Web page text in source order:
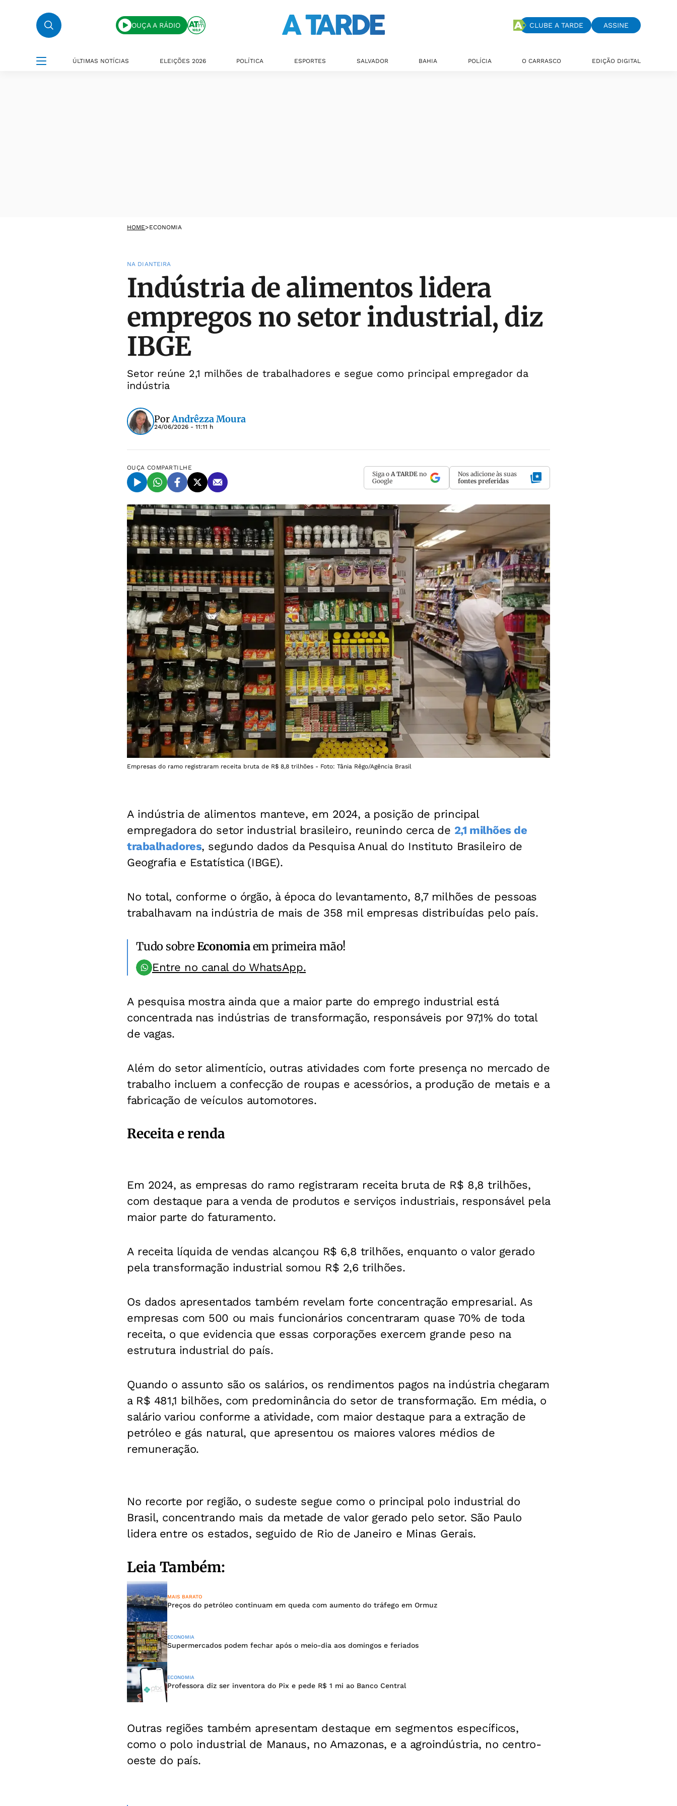
OUÇA A RÁDIO CLUBE A TARDE ASSINE
ÚLTIMAS NOTÍCIAS ELEIÇÕES 2026 POLÍTICA ESPORTES SALVADOR BAHIA POLÍCIA O CARRASCO EDIÇÃO DIGITAL
HOME>ECONOMIA
NA DIANTEIRA
Indústria de alimentos lidera
empregos no setor industrial, diz
IBGE
Setor reúne 2,1 milhões de trabalhadores e segue como principal empregador da
indústria
PorAndrêzza Moura
24/06/2026 - 11:11 h
OUÇA COMPARTILHE
Siga o A TARDE no
Google
Nos adicione às suas
fontes preferidas
Empresas do ramo registraram receita bruta de R$ 8,8 trilhões - Foto: Tânia Rêgo/Agência Brasil
A indústria de alimentos manteve, em 2024, a posição de principal
empregadora do setor industrial brasileiro, reunindo cerca de 2,1 milhões de
trabalhadores, segundo dados da Pesquisa Anual do Instituto Brasileiro de
Geografia e Estatística (IBGE).
No total, conforme o órgão, à época do levantamento, 8,7 milhões de pessoas
trabalhavam na indústria de mais de 358 mil empresas distribuídas pelo país.
Tudo sobreEconomiaem primeira mão!
Entre no canal do WhatsApp.
A pesquisa mostra ainda que a maior parte do emprego industrial está
concentrada nas indústrias de transformação, responsáveis por 97,1% do total
de vagas.
Além do setor alimentício, outras atividades com forte presença no mercado de
trabalho incluem a confecção de roupas e acessórios, a produção de metais e a
fabricação de veículos automotores.
Receita e renda
Em 2024, as empresas do ramo registraram receita bruta de R$ 8,8 trilhões,
com destaque para a venda de produtos e serviços industriais, responsável pela
maior parte do faturamento.
A receita líquida de vendas alcançou R$ 6,8 trilhões, enquanto o valor gerado
pela transformação industrial somou R$ 2,6 trilhões.
Os dados apresentados também revelam forte concentração empresarial. As
empresas com 500 ou mais funcionários concentraram quase 70% de toda
receita, o que evidencia que essas corporações exercem grande peso na
estrutura industrial do país.
Quando o assunto são os salários, os rendimentos pagos na indústria chegaram
a R$ 481,1 bilhões, com predominância do setor de transformação. Em média, o
salário variou conforme a atividade, com maior destaque para a extração de
petróleo e gás natural, que apresentou os maiores valores médios de
remuneração.
No recorte por região, o sudeste segue como o principal polo industrial do
Brasil, concentrando mais da metade de valor gerado pelo setor. São Paulo
lidera entre os estados, seguido de Rio de Janeiro e Minas Gerais.
Leia Também:
MAIS BARATO
Preços do petróleo continuam em queda com aumento do tráfego em Ormuz
ECONOMIA
Supermercados podem fechar após o meio-dia aos domingos e feriados
ECONOMIA
Professora diz ser inventora do Pix e pede R$ 1 mi ao Banco Central
Outras regiões também apresentam destaque em segmentos específicos,
como o polo industrial de Manaus, no Amazonas, e a agroindústria, no centro-
oeste do país.